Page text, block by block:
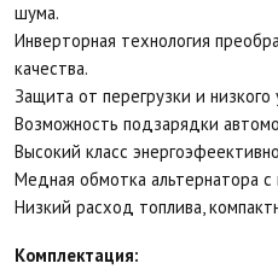
шума.
Инверторная технология
качества.
Защита от перегрузки и низкого
Возможность подзарядки
Высокий класс
Медная обмотка альтернатора
Низкий расход топлива,
Комплектация: